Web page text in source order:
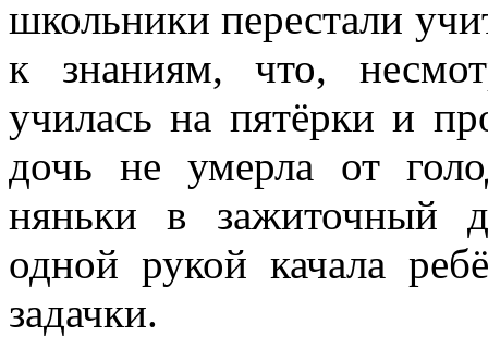
школьники перестали
к знаниям, что,
училась на пятёрки и
дочь не умерла от
няньки в зажиточный
одной рукой качала
задачки.